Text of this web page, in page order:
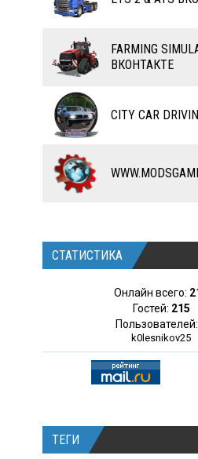
ЧИТЫ
ПРОГРАММЫFARMING
ВКОНТАКТЕ
CITY CAR
СТАТИСТИКА
Онлайн всего:
Гостей: 215
Пользователей:
k0lesnikov25
ТЕГИ